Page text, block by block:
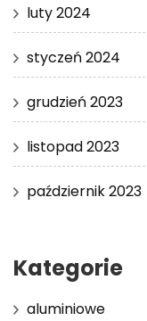
luty 2024
styczeń 2024
grudzień 2023
listopad 2023
październik 2023
Kategorie
aluminiowe